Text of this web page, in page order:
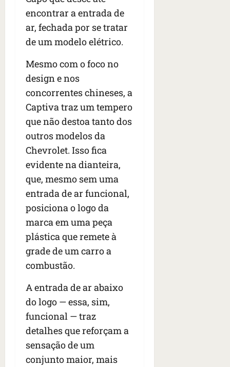
encontrar a entrada de
ar, fechada por se tratar
de um modelo elétrico.
Mesmo com o foco no
design e nos
concorrentes chineses, a
Captiva traz um tempero
que não destoa tanto dos
outros modelos da
Chevrolet. Isso fica
evidente na dianteira,
que, mesmo sem uma
entrada de ar funcional,
posiciona o logo da
marca em uma peça
plástica que remete à
grade de um carro a
combustão.
A entrada de ar abaixo
do logo — essa, sim,
funcional — traz
detalhes que reforçam a
sensação de um
conjunto maior, mais